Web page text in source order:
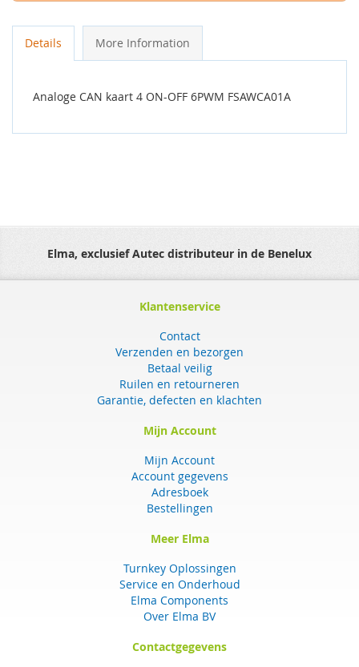
Details More Information
Analoge CAN kaart 4 ON-OFF 6PWM FSAWCA01A
Elma, exclusief Autec distributeur in de Benelux
Klantenservice
Contact
Verzenden en bezorgen
Betaal veilig
Ruilen en retourneren
Garantie, defecten en klachten
Mijn Account
Mijn Account
Account gegevens
Adresboek
Bestellingen
Meer Elma
Turnkey Oplossingen
Service en Onderhoud
Elma Components
Over Elma BV
Contactgegevens